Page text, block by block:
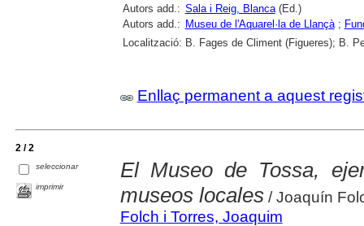
Autors add.: Sala i Reig, Blanca(Ed.)
Autors add.: Museu de l'Aquarel·la de Llançà;
Localització: B. Fages de Climent (Figueres); B.
Enllaç permanent a aquest
2 / 2
seleccionar
imprimir
El Museo de Tossa,
museos locales/ Joaquín
Folch i Torres, Joaquim